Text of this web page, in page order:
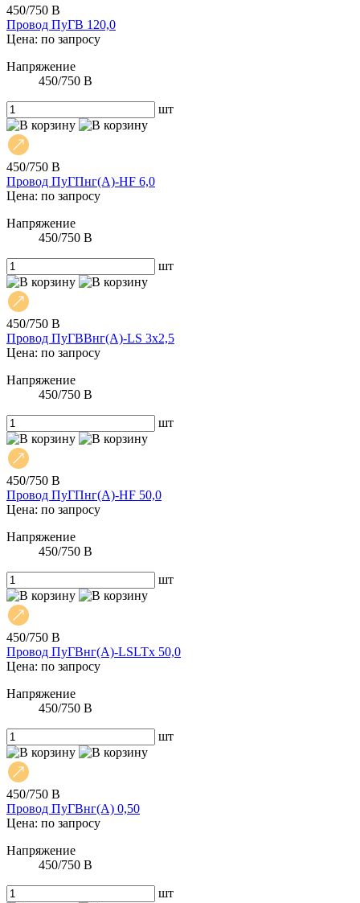
450/750 В
Провод ПуГВ 120,0
Цена: по запросу
Напряжение
450/750 В
шт
450/750 В
Провод ПуГПнг(А)-HF 6,0
Цена: по запросу
Напряжение
450/750 В
шт
450/750 В
Провод ПуГВВнг(А)-LS 3х2,5
Цена: по запросу
Напряжение
450/750 В
шт
450/750 В
Провод ПуГПнг(А)-HF 50,0
Цена: по запросу
Напряжение
450/750 В
шт
450/750 В
Провод ПуГВнг(А)-LSLTx 50,0
Цена: по запросу
Напряжение
450/750 В
шт
450/750 В
Провод ПуГВнг(А) 0,50
Цена: по запросу
Напряжение
450/750 В
шт